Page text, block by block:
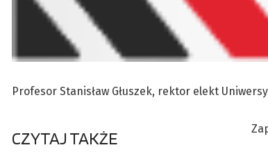
Profesor Stanisław Głuszek, rektor elekt
CZYTAJ TAKŻE